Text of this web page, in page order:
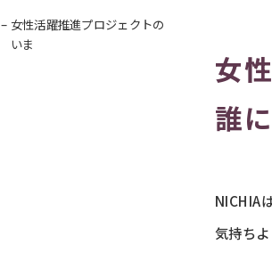
– 女性活躍推進プロジェクトの
いま
女
誰
NICHIA
気持ち